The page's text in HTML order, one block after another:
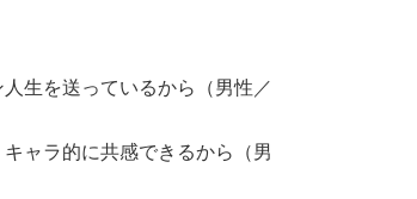
生を送っているから（男性／
ャラ的に共感できるから（男